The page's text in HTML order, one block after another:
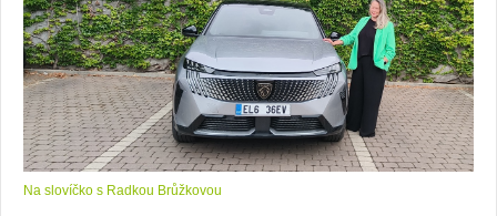
Na slovíčko s Radkou Brůžkovou